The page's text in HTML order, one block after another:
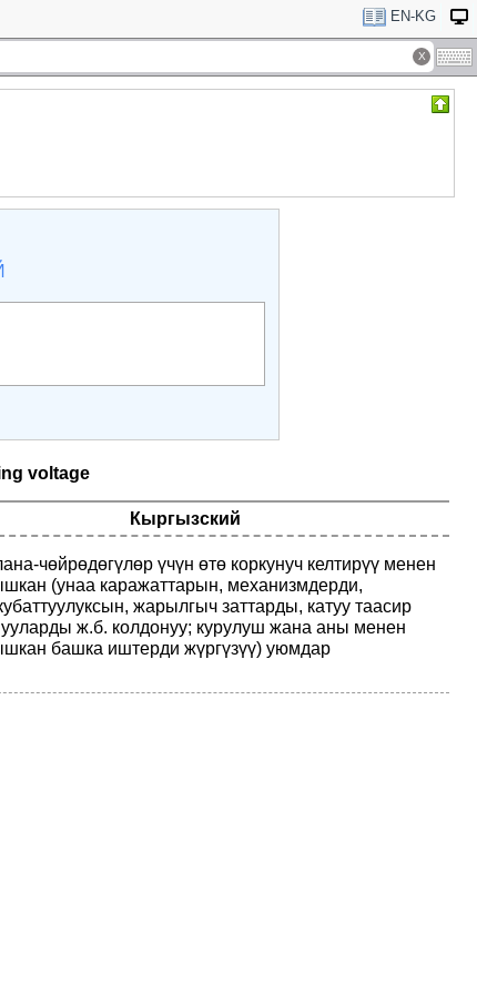
EN-KG
voltage
Кыргызский
чөйрөдөгүлөр үчүн өтө коркунуч келтирүү менен
(унаа каражаттарын, механизмдерди,
жарылгыч заттарды, катуу таасир
ууларды ж.б. колдонуу; курулуш жана аны менен
башка иштерди жүргүзүү) уюмдар